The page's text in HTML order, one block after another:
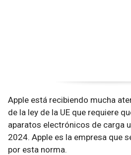
Apple está recibiendo mucha
de la ley de la UE que requiere
aparatos electrónicos de carga
2024. Apple es la empresa que
por esta norma.